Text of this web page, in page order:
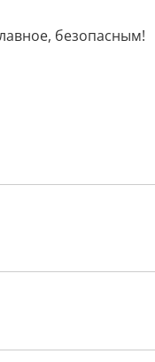
безопасным!